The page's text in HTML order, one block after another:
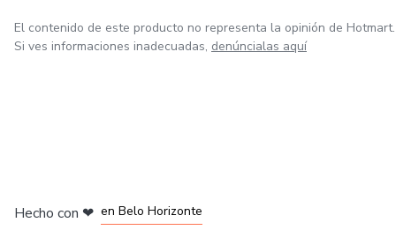
El contenido de este producto no representa la opinión de Hotmart.
Si ves informaciones inadecuadas, denúncialas aquí
Hecho con ❤ en Belo Horizonte